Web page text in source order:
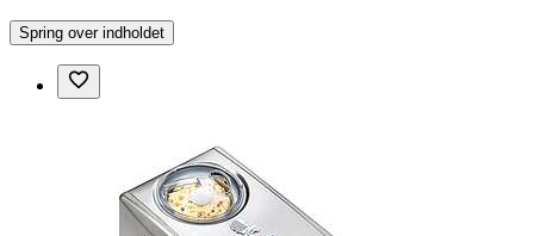
Spring over indholdet